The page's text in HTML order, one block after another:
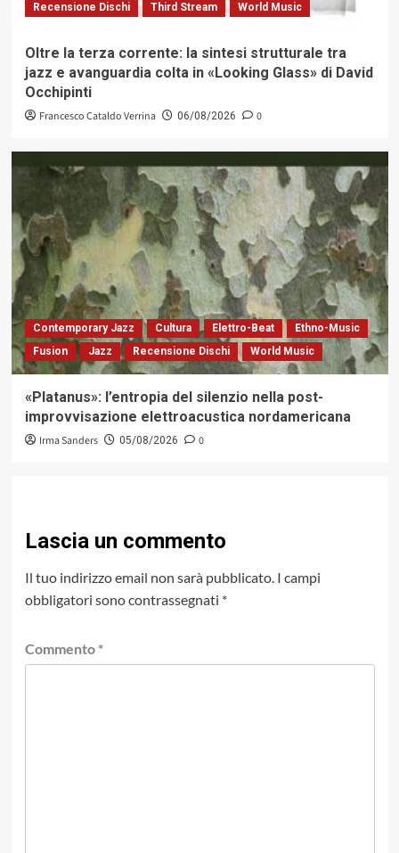
Recensione Dischi
Third Stream World Music
Oltre la terza corrente: la sintesi strutturale tra
jazz e avanguardia colta in «Looking Glass» di David
Occhipinti
Francesco Cataldo Verrina 06/08/2026 0
Contemporary Jazz Cultura Elettro-Beat
Ethno-Music
Fusion
Jazz Recensione Dischi World Music
«Platanus»: l’entropia del silenzio nella post-
improvvisazione elettroacustica nordamericana
Irma Sanders 05/08/2026 0
Lascia un commento
Il tuo indirizzo email non sarà pubblicato. I campi
obbligatori sono contrassegnati *
Commento *